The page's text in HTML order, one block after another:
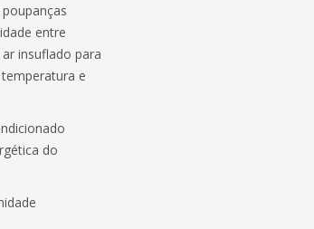
entre
insuflado para
e
do